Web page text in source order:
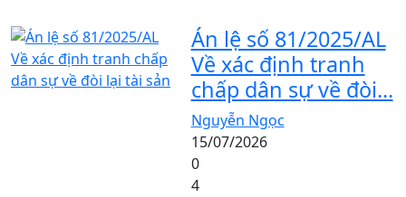
Án lệ số 81/2025/AL
Về xác định tranh
chấp dân sự về đòi...
Nguyễn Ngọc
15/07/2026
0
4